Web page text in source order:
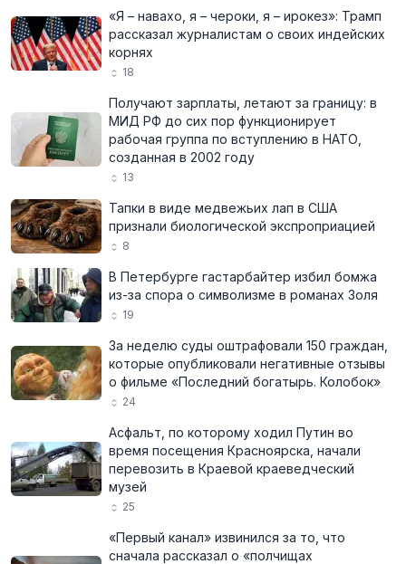
«Я – навахо, я – чероки, я – ирокез»: Трамп
рассказал журналистам о своих индейских
корнях
18
Получают зарплаты, летают за границу: в
МИД РФ до сих пор функционирует
рабочая группа по вступлению в НАТО,
созданная в 2002 году
13
Тапки в виде медвежьих лап в США
признали биологической экспроприацией
8
В Петербурге гастарбайтер избил бомжа
из-за спора о символизме в романах Золя
19
За неделю суды оштрафовали 150 граждан,
которые опубликовали негативные отзывы
о фильме «Последний богатырь. Колобок»
24
Асфальт, по которому ходил Путин во
время посещения Красноярска, начали
перевозить в Краевой краеведческий
музей
25
«Первый канал» извинился за то, что
сначала рассказал о «полчищах